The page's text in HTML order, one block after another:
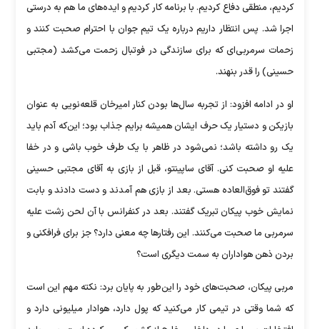
کردیم، منطقی دفاع کردیم. با برنامه کار کردیم و ایده‌های ما هم به درستی
اجرا شد. پس انتظار داریم درباره یک تیم جوان با احترام صحبت کنند و
زحمات سرمربی‌ای که برای سازندگی در فوتبال زحمت می‌کشد (مجتبی
حسینی) را قدر بنهند.
او در ادامه افزود: از تجربه سال‌ها بودن کنار امیرخان قلعه‌نویی به عنوان
بازیکن و دستیار یک حرف ایشان همیشه برایم جذاب بود؛ این‌که آدم باید
یک رو داشته باشد؛ نمی‌شود در ظاهر با یک طرف خوب باشی و در خفا
علیه او صحبت کنی. آقای ساپینتو، قبل از بازی به آقای مجتبی حسینی
گفتند تو فوق‌العاده هستی. بعد از بازی هم آمدند و دست دادند و بابت
نمایش خوب پیکان تبریک گفتند. بعد در کنفرانس با آن لحن زشت علیه
سرمربی ما صحبت می‌کنند. این رفتار‌ها چه معنی دارد؟ جز برای فرافکنی و
بردن ذهن هواداران به سمت دیگری است؟
مربی پیکان، صحبت‌های خود را این‌طور به پایان برد: نکته مهم این است
که شما وقتی در تیمی کار می‌کنید که پول دارد، هوادار میلیونی دارد و